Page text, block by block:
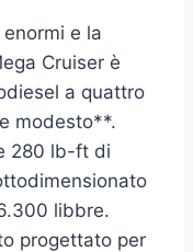
e la
Cruiser è
a quattro
modesto**.
280 lb-ft di
libbre.
progettato per